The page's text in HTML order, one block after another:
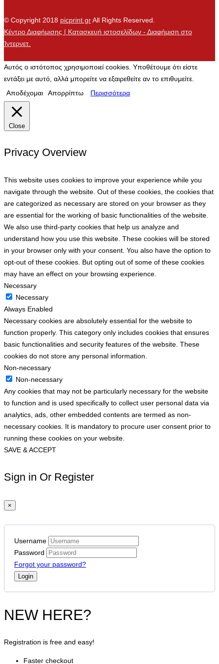
© Copyright 2018 picprint.grAll Rights Reserved.
Κέντρο Διαφήμισης | Κατασκευή ιστοσελίδων - Διαφήμιση στο
Ίντερνετ.
Αυτός ο ιστότοπος χρησιμοποιεί cookies. Υποθέτουμε ότι είστε
εντάξει με αυτό, αλλά μπορείτε να εξαιρεθείτε αν το επιθυμείτε.
Αποδέχομαι
Απορρίπτω Περισσότερα
Close
Privacy Overview
This website uses cookies to improve your experience while you
navigate through the website. Out of these cookies, the cookies that
are categorized as necessary are stored on your browser as they
are essential for the working of basic functionalities of the website.
We also use third-party cookies that help us analyze and
understand how you use this website. These cookies will be stored
in your browser only with your consent. You also have the option to
opt-out of these cookies. But opting out of some of these cookies
may have an effect on your browsing experience.
Necessary
Necessary
Always Enabled
Necessary cookies are absolutely essential for the website to
function properly. This category only includes cookies that ensures
basic functionalities and security features of the website. These
cookies do not store any personal information.
Non-necessary
Non-necessary
Any cookies that may not be particularly necessary for the website
to function and is used specifically to collect user personal data via
analytics, ads, other embedded contents are termed as non-
necessary cookies. It is mandatory to procure user consent prior to
running these cookies on your website.
SAVE & ACCEPT
Sign in Or Register
×
Username
Password
Forgot your password?
NEW HERE?
Registration is free and easy!
Faster checkout